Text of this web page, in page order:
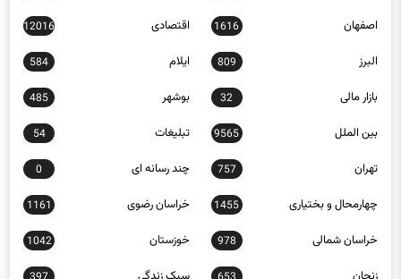
اصفهان 1616 اقتصادی 12016
البرز 809 ایلام 584
بازار مالی 32 بوشهر 485
بین الملل 9565 تبلیغات 54
تهران 757 چند رسانه ای 0
چهارمحال و بختیاری 1455 خراسان رضوی 1161
خراسان شمالی 978 خوزستان 1042